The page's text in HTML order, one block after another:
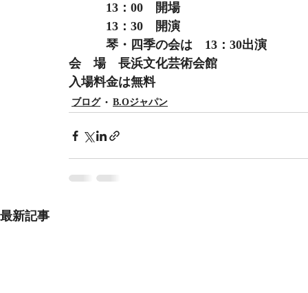
13：00　開場
13：30　開演
琴・四季の会は　13：30出演
会　場　長浜文化芸術会館
入場料金は無料
ブログ B.Oジャパン
最新記事